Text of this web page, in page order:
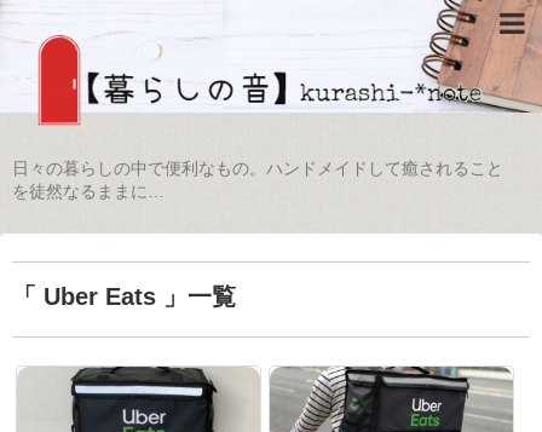
日々の暮らしの中で便利なもの。ハンドメイドして癒されること
を徒然なるままに…
「 Uber Eats 」一覧